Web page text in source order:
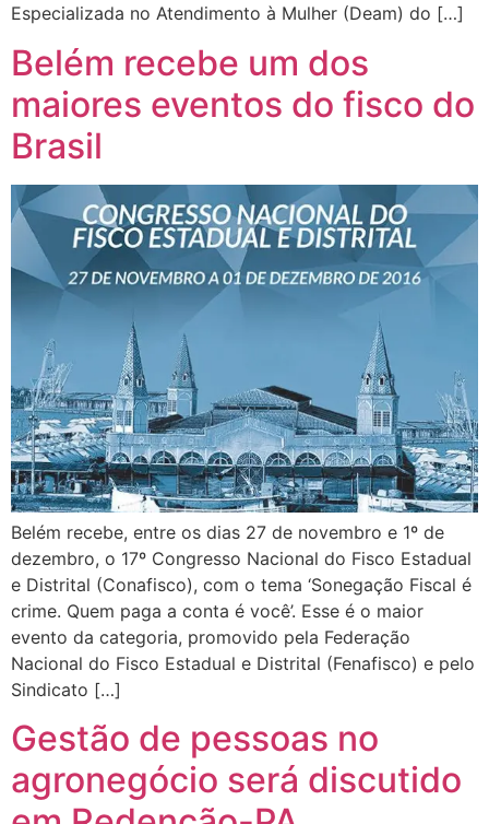
Especializada no Atendimento à Mulher (Deam) do […]
Belém recebe um dos
maiores eventos do fisco do
Brasil
Belém recebe, entre os dias 27 de novembro e 1º de
dezembro, o 17º Congresso Nacional do Fisco Estadual
e Distrital (Conafisco), com o tema ‘Sonegação Fiscal é
crime. Quem paga a conta é você’. Esse é o maior
evento da categoria, promovido pela Federação
Nacional do Fisco Estadual e Distrital (Fenafisco) e pelo
Sindicato […]
Gestão de pessoas no
agronegócio será discutido